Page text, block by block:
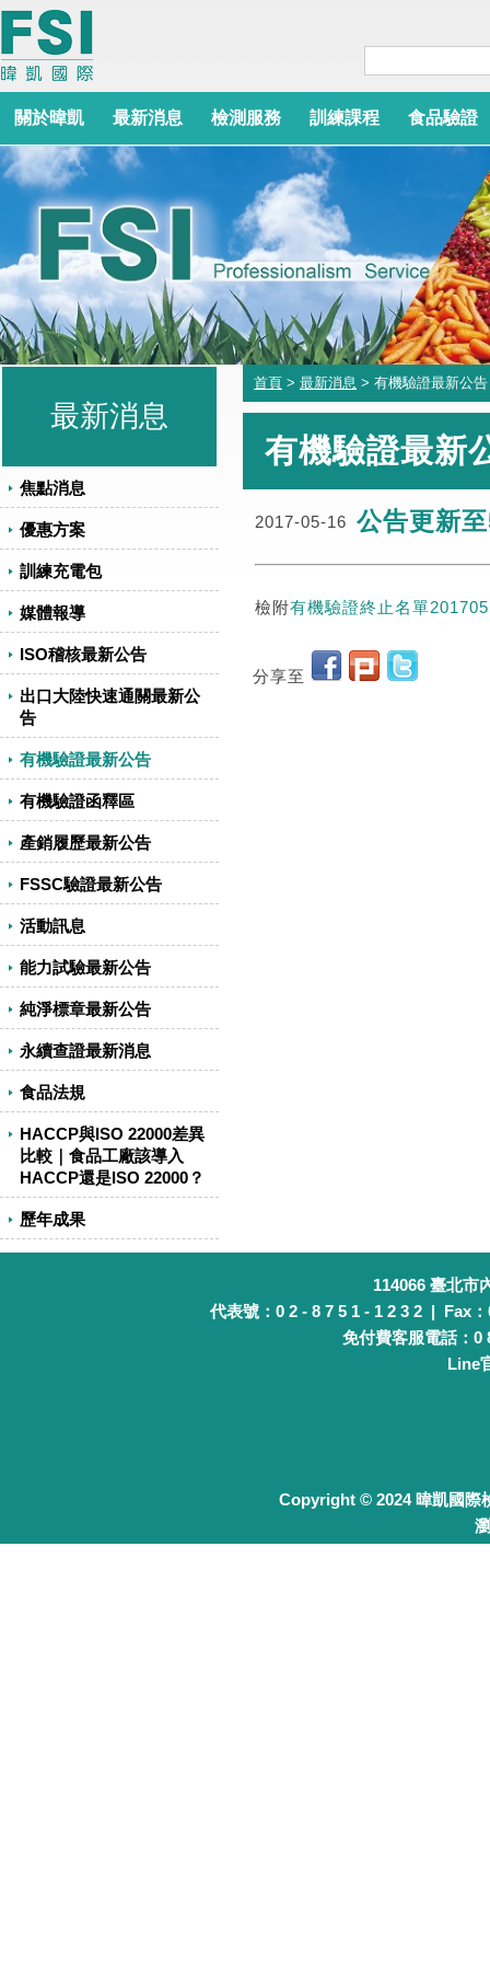
關於暐凱 最新消息 檢測服務 訓練課程 食品驗證
最新消息
焦點消息
優惠方案
訓練充電包
媒體報導
ISO稽核最新公告
出口大陸快速通關最新公
告
有機驗證最新公告
有機驗證函釋區
產銷履歷最新公告
FSSC驗證最新公告
活動訊息
能力試驗最新公告
純淨標章最新公告
永續查證最新消息
食品法規
HACCP與ISO 22000差異
比較｜食品工廠該導入
HACCP還是ISO 22000？
歷年成果
首頁 > 最新消息 > 有機驗證最新公告
有機驗證最新
2017-05-16 公告更新
檢附有機驗證終止名單
分享至
114066 臺北市
代表號：0 2 - 8 7 5 1 - 1 2 3 2 | Fax
免付費客服電話：0
Line
Copyright © 2024 暐凱國際